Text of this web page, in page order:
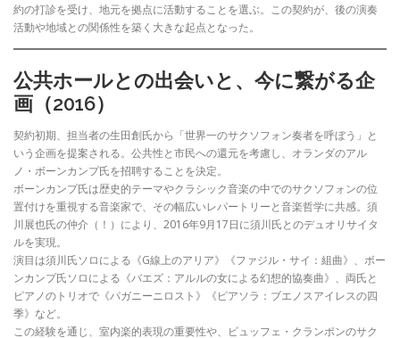
約の打診を受け、地元を拠点に活動することを選ぶ。この契約が、後の演奏
活動や地域との関係性を築く大きな起点となった。
公共ホールとの出会いと、今に繋がる企
画（2016）
契約初期、担当者の生田創氏から「世界一のサクソフォン奏者を呼ぼう」と
いう企画を提案される。公共性と市民への還元を考慮し、オランダのアル
ノ・ボーンカンプ氏を招聘することを決定。
ボーンカンプ氏は歴史的テーマやクラシック音楽の中でのサクソフォンの位
置付けを重視する音楽家で、その幅広いレパートリーと音楽哲学に共感。須
川展也氏の仲介（！）により、2016年9月17日に須川氏とのデュオリサイタ
ルを実現。
演目は須川氏ソロによる《G線上のアリア》《ファジル・サイ：組曲》、ボー
ンカンプ氏ソロによる《バエズ：アルルの女による幻想的協奏曲》、両氏と
ピアノのトリオで《パガニーニロスト》《ピアソラ：ブエノスアイレスの四
季》など。
この経験を通じ、室内楽的表現の重要性や、ビュッフェ・クランポンのサク